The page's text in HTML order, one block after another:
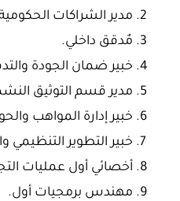
مدير الشراكات
مٌدقق داخلي.
خبير ضمان الجودة
مدير قسم التوثيق
خبير إدارة المواهب
خبير التطوير التنظيمي
أخصائي أول عمليات
مهندس برمجيات أول.